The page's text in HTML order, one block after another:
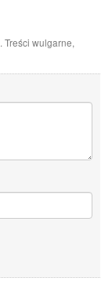
. Treści wulgarne,